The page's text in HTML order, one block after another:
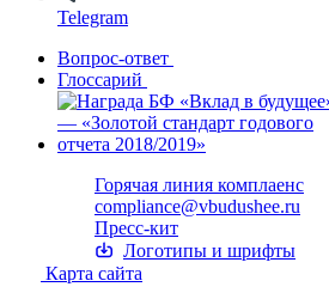
Telegram
Вопрос-ответ
Глоссарий
Горячая линия комплаенс
compliance@vbudushee.ru
Пресс-кит
Логотипы и шрифты
Карта сайта